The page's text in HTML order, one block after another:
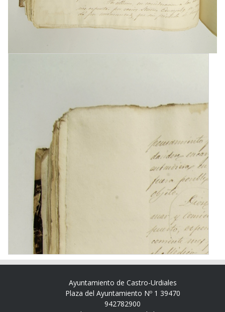
Ayuntamiento de Castro-Urdiales
Plaza del Ayuntamiento Nº 1 39470
942782900